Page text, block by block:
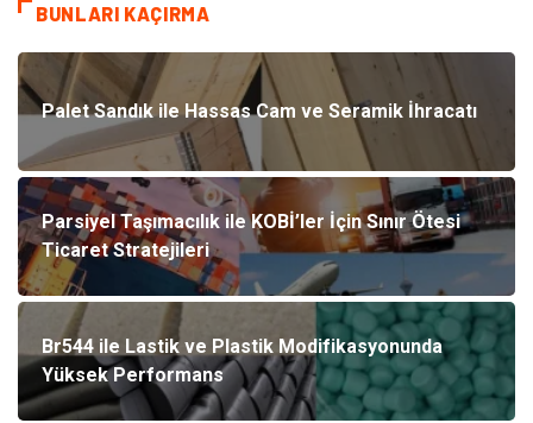
BUNLARI KAÇIRMA
Palet Sandık ile Hassas Cam ve Seramik İhracatı
Parsiyel Taşımacılık ile KOBİ’ler İçin Sınır Ötesi
Ticaret Stratejileri
Br544 ile Lastik ve Plastik Modifikasyonunda
Yüksek Performans